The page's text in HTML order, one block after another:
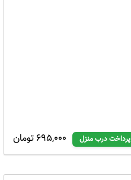
695,000 تومان پرداخت درب منزل